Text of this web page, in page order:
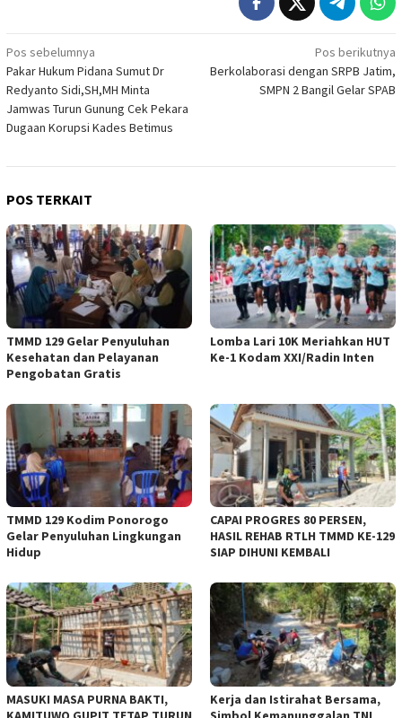
Navigasi
pos
Pos sebelumnya
Pakar Hukum Pidana Sumut Dr
Redyanto Sidi,SH,MH Minta
Jamwas Turun Gunung Cek Pekara
Dugaan Korupsi Kades Betimus
Pos berikutnya
Berkolaborasi dengan SRPB Jatim,
SMPN 2 Bangil Gelar SPAB
POS TERKAIT
TMMD 129 Gelar Penyuluhan
Kesehatan dan Pelayanan
Pengobatan Gratis
Lomba Lari 10K Meriahkan HUT
Ke-1 Kodam XXI/Radin Inten
TMMD 129 Kodim Ponorogo
Gelar Penyuluhan Lingkungan
Hidup
CAPAI PROGRES 80 PERSEN,
HASIL REHAB RTLH TMMD KE-129
SIAP DIHUNI KEMBALI
MASUKI MASA PURNA BAKTI,
Kerja dan Istirahat Bersama,